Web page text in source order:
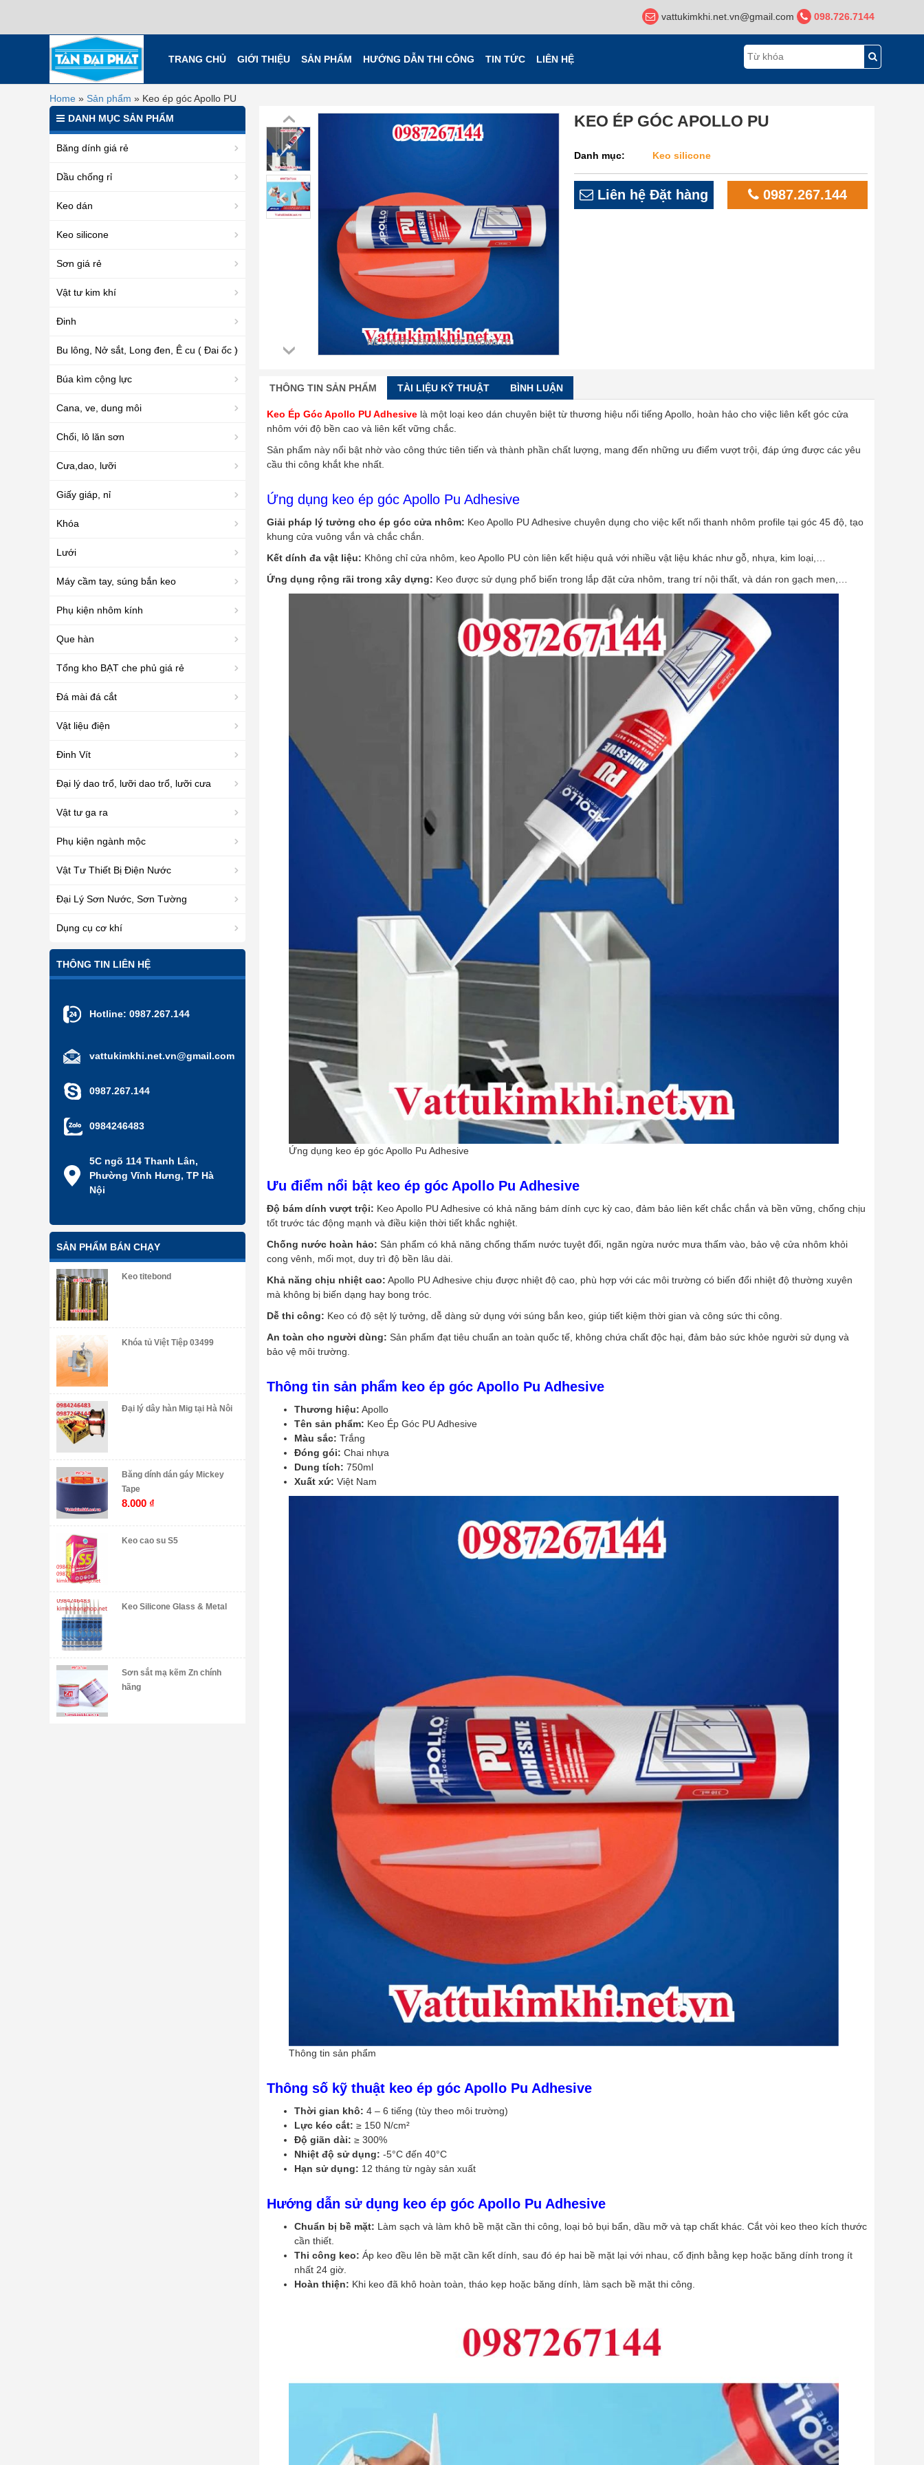
vattukimkhi.net.vn@gmail.com 098.726.7144
TRANG CHỦ GIỚI THIỆU SẢN PHẨM HƯỚNG DẪN THI CÔNG TIN TỨC LIÊN HỆ
Home » Sản phẩm » Keo ép góc Apollo PU
RÊ CHUỘT LÊN HÌNH ĐỂ PHÓNG TO
KEO ÉP GÓC APOLLO PU
Danh mục: Keo silicone
Liên hệ Đặt hàng 0987.267.144
THÔNG TIN SẢN PHẨM TÀI LIỆU KỸ THUẬT BÌNH LUẬN
Keo Ép Góc Apollo PU Adhesive là một loại keo dán chuyên biệt từ thương hiệu nổi tiếng Apollo, hoàn hảo cho việc liên kết góc cửa
nhôm với độ bền cao và liên kết vững chắc.
Sản phẩm này nổi bật nhờ vào công thức tiên tiến và thành phần chất lượng, mang đến những ưu điểm vượt trội, đáp ứng được các yêu
cầu thi công khắt khe nhất.
Ứng dụng keo ép góc Apollo Pu Adhesive
Giải pháp lý tưởng cho ép góc cửa nhôm: Keo Apollo PU Adhesive chuyên dụng cho việc kết nối thanh nhôm profile tại góc 45 độ, tạo
khung cửa vuông vắn và chắc chắn.
Kết dính đa vật liệu: Không chỉ cửa nhôm, keo Apollo PU còn liên kết hiệu quả với nhiều vật liệu khác như gỗ, nhựa, kim loại,…
Ứng dụng rộng rãi trong xây dựng: Keo được sử dụng phổ biến trong lắp đặt cửa nhôm, trang trí nội thất, và dán ron gạch men,…
Ứng dụng keo ép góc Apollo Pu Adhesive
Ưu điểm nổi bật keo ép góc Apollo Pu Adhesive
Độ bám dính vượt trội: Keo Apollo PU Adhesive có khả năng bám dính cực kỳ cao, đảm bảo liên kết chắc chắn và bền vững, chống chịu
tốt trước tác động mạnh và điều kiện thời tiết khắc nghiệt.
Chống nước hoàn hảo: Sản phẩm có khả năng chống thấm nước tuyệt đối, ngăn ngừa nước mưa thấm vào, bảo vệ cửa nhôm khỏi
cong vênh, mối mọt, duy trì độ bền lâu dài.
Khả năng chịu nhiệt cao: Apollo PU Adhesive chịu được nhiệt độ cao, phù hợp với các môi trường có biến đổi nhiệt độ thường xuyên
mà không bị biến dạng hay bong tróc.
Dễ thi công: Keo có độ sệt lý tưởng, dễ dàng sử dụng với súng bắn keo, giúp tiết kiệm thời gian và công sức thi công.
An toàn cho người dùng: Sản phẩm đạt tiêu chuẩn an toàn quốc tế, không chứa chất độc hại, đảm bảo sức khỏe người sử dụng và
bảo vệ môi trường.
Thông tin sản phẩm keo ép góc Apollo Pu Adhesive
Thương hiệu: Apollo
Tên sản phẩm: Keo Ép Góc PU Adhesive
Màu sắc: Trắng
Đóng gói: Chai nhựa
Dung tích: 750ml
Xuất xứ: Việt Nam
Thông tin sản phẩm
Thông số kỹ thuật keo ép góc Apollo Pu Adhesive
Thời gian khô: 4 – 6 tiếng (tùy theo môi trường)
Lực kéo cắt: ≥ 150 N/cm²
Độ giãn dài: ≥ 300%
Nhiệt độ sử dụng: -5°C đến 40°C
Hạn sử dụng: 12 tháng từ ngày sản xuất
Hướng dẫn sử dụng keo ép góc Apollo Pu Adhesive
Chuẩn bị bề mặt: Làm sạch và làm khô bề mặt cần thi công, loại bỏ bụi bẩn, dầu mỡ và tạp chất khác. Cắt vòi keo theo kích thước
cần thiết.
Thi công keo: Áp keo đều lên bề mặt cần kết dính, sau đó ép hai bề mặt lại với nhau, cố định bằng kẹp hoặc băng dính trong ít
nhất 24 giờ.
Hoàn thiện: Khi keo đã khô hoàn toàn, tháo kẹp hoặc băng dính, làm sạch bề mặt thi công.
DANH MỤC SẢN PHẨM
Băng dính giá rẻ
Dầu chống rỉ
Keo dán
Keo silicone
Sơn giá rẻ
Vật tư kim khí
Đinh
Bu lông, Nở sắt, Long đen, Ê cu ( Đai ốc )
Búa kìm cộng lực
Cana, ve, dung môi
Chổi, lô lăn sơn
Cưa,dao, lưỡi
Giấy giáp, nỉ
Khóa
Lưới
Máy cầm tay, súng bắn keo
Phụ kiện nhôm kính
Que hàn
Tổng kho BẠT che phủ giá rẻ
Đá mài đá cắt
Vật liệu điện
Đinh Vít
Đại lý dao trổ, lưỡi dao trổ, lưỡi cưa
Vật tư ga ra
Phụ kiện ngành mộc
Vật Tư Thiết Bị Điện Nước
Đại Lý Sơn Nước, Sơn Tường
Dụng cụ cơ khí
THÔNG TIN LIÊN HỆ
Hotline: 0987.267.144
vattukimkhi.net.vn@gmail.com
0987.267.144
0984246483
5C ngõ 114 Thanh Lân,
Phường Vĩnh Hưng, TP Hà
Nội
SẢN PHẨM BÁN CHẠY
Keo titebond
Khóa tủ Việt Tiệp 03499
Đại lý dây hàn Mig tại Hà Nôi
Băng dính dán gáy Mickey
Tape
8.000 ₫
Keo cao su S5
Keo Silicone Glass & Metal
Sơn sắt mạ kẽm Zn chính
hãng